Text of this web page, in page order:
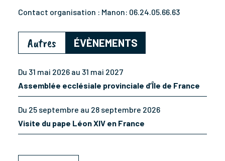
Contact organisation : Manon: 06.24.05.66.63
Autres ÉVÈNEMENTS
Du 31 mai 2026 au 31 mai 2027
Assemblée ecclésiale provinciale d’Île de France
Du 25 septembre au 28 septembre 2026
Visite du pape Léon XIV en France